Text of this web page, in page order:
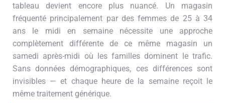
tableau devient encore plus nuancé. Un magasin
fréquenté principalement par des femmes de 25 à 34
ans le midi en semaine nécessite une approche
complètement différente de ce même magasin un
samedi après-midi où les familles dominent le trafic.
Sans données démographiques, ces différences sont
invisibles — et chaque heure de la semaine reçoit le
même traitement générique.